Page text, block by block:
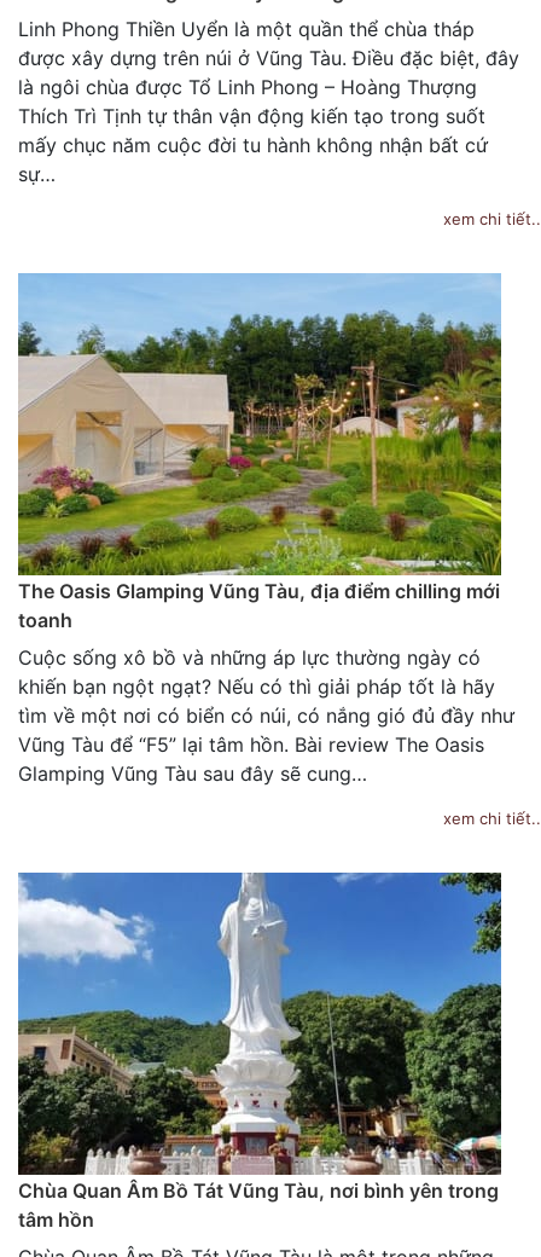
Linh Phong Thiền Uyển là một quần thể chùa tháp
được xây dựng trên núi ở Vũng Tàu. Điều đặc biệt, đây
là ngôi chùa được Tổ Linh Phong – Hoàng Thượng
Thích Trì Tịnh tự thân vận động kiến tạo trong suốt
mấy chục năm cuộc đời tu hành không nhận bất cứ
sự…
xem chi tiết..
The Oasis Glamping Vũng Tàu, địa điểm chilling mới
toanh
Cuộc sống xô bồ và những áp lực thường ngày có
khiến bạn ngột ngạt? Nếu có thì giải pháp tốt là hãy
tìm về một nơi có biển có núi, có nắng gió đủ đầy như
Vũng Tàu để “F5” lại tâm hồn. Bài review The Oasis
Glamping Vũng Tàu sau đây sẽ cung…
xem chi tiết..
Chùa Quan Âm Bồ Tát Vũng Tàu, nơi bình yên trong
tâm hồn